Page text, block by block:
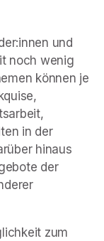
und
noch wenig
können je
in der
hinaus
der
zum